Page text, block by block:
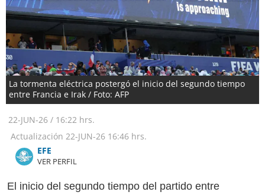
La tormenta eléctrica postergó el inicio del segundo tiempo
entre Francia e Irak / Foto: AFP
22-JUN-26 / 16:22 hrs.
Actualización 22-JUN-26 16:46 hrs.
​​​​​​​EFE
VER PERFIL
El inicio del segundo tiempo del partido entre